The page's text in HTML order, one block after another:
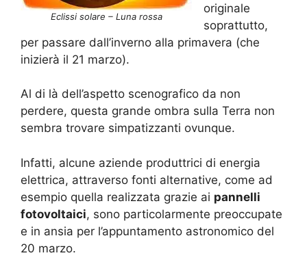
Eclissi solare – Luna rossa
originale
soprattutto,
per passare dall’inverno alla primavera (che
inizierà il 21 marzo).
Al di là dell’aspetto scenografico da non
perdere, questa grande ombra sulla Terra non
sembra trovare simpatizzanti ovunque.
Infatti, alcune aziende produttrici di energia
elettrica, attraverso fonti alternative, come ad
esempio quella realizzata grazie ai pannelli
fotovoltaici, sono particolarmente preoccupate
e in ansia per l’appuntamento astronomico del
20 marzo.